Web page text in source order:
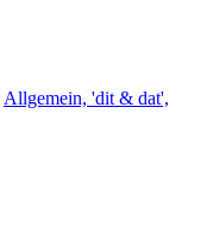
Allgemein, 'dit & dat',